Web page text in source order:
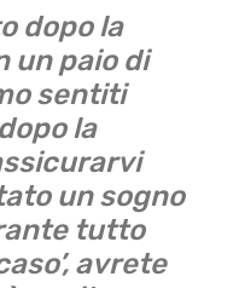
dopo la
un paio di
sentiti
la
un sogno
tutto
avrete